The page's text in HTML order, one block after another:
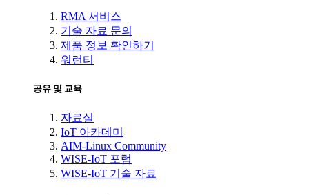
RMA 서비스
기술 자료 문의
제품 정보 확인하기
워런티
공유 및 교육
자료실
IoT 아카데미
AIM-Linux Community
WISE-IoT 포럼
WISE-IoT 기술 자료